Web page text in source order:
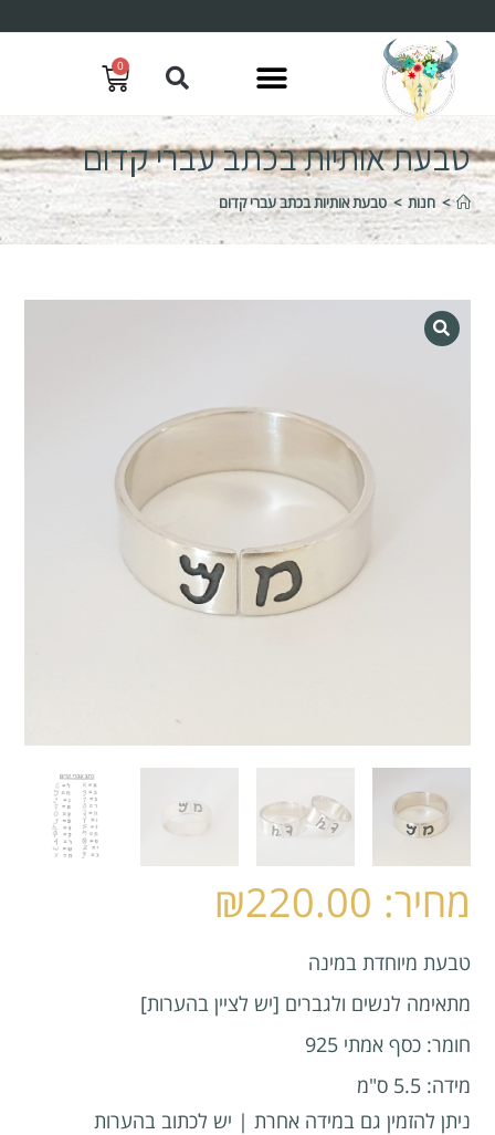
0
טבעת אותיות בכתב עברי קדום
> חנות > טבעת אותיות בכתב עברי קדום
₪220.00
טבעת מיוחדת במינה
מתאימה לנשים ולגברים [יש לציין בהערות]
חומר: כסף אמתי 925
מידה: 5.5 ס"מ
ניתן להזמין גם במידה אחרת | יש לכתוב בהערות